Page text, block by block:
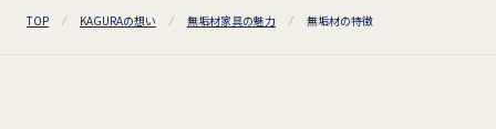
TOP KAGURAの想い 無垢材家具の魅力 無垢材の特徴